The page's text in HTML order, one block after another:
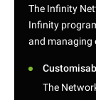
The Infinity
Infinity
and managing
The